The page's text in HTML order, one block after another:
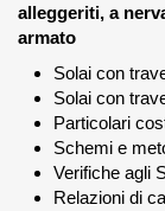
alleggeriti, a
armato
Solai con
Solai con
Particolari
Schemi e
Verifiche agli
Relazioni di